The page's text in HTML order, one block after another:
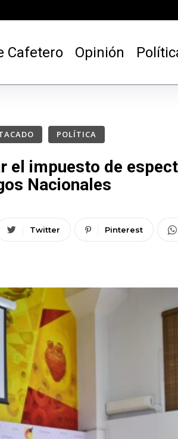
Cafetero Opinión
POLÍTICA
el impuesto de
Nacionales
Twitter Pinterest